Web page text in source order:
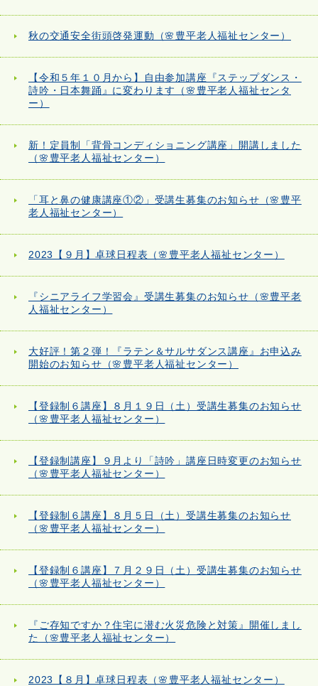
秋の交通安全街頭啓発運動（🌸豊平老人福祉センター）
【令和５年１０月から】自由参加講座『ステップダンス・
詩吟・日本舞踊』に変わります（🌸豊平老人福祉センタ
ー）
新！定員制「背骨コンディショニング講座」開講しました
（🌸豊平老人福祉センター）
「耳と鼻の健康講座①②」受講生募集のお知らせ（🌸豊平
老人福祉センター）
2023【９月】卓球日程表（🌸豊平老人福祉センター）
『シニアライフ学習会』受講生募集のお知らせ（🌸豊平老
人福祉センター）
大好評！第２弾！『ラテン＆サルサダンス講座』お申込み
開始のお知らせ（🌸豊平老人福祉センター）
【登録制６講座】８月１９日（土）受講生募集のお知らせ
（🌸豊平老人福祉センター）
【登録制講座】９月より「詩吟」講座日時変更のお知らせ
（🌸豊平老人福祉センター）
【登録制６講座】８月５日（土）受講生募集のお知らせ
（🌸豊平老人福祉センター）
【登録制６講座】７月２９日（土）受講生募集のお知らせ
（🌸豊平老人福祉センター）
『ご存知ですか？住宅に潜む火災危険と対策』開催しまし
た（🌸豊平老人福祉センター）
2023【８月】卓球日程表（🌸豊平老人福祉センター）